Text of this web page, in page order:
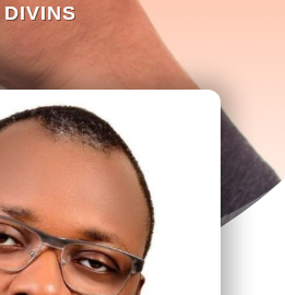
DIVINS